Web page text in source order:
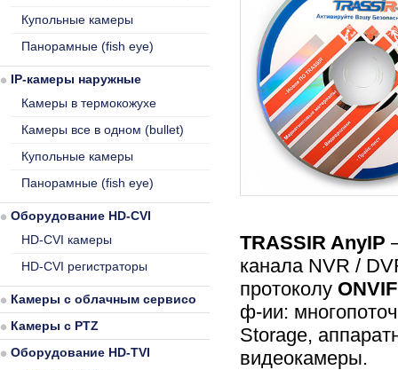
TRASSIR AnyIP
канала NVR /
протоколу ONVIF
ф-ии:
Storage,
видеокамеры.
Купольные камеры
Панорамные (fish eye)
IP-камеры наружные
Камеры в термокожухе
Камеры все в одном (bullet)
Купольные камеры
Панорамные (fish eye)
Оборудование HD-CVI
HD-CVI камеры
HD-CVI регистраторы
Камеры с облачным сервисом
Камеры с PTZ
Оборудование HD-TVI